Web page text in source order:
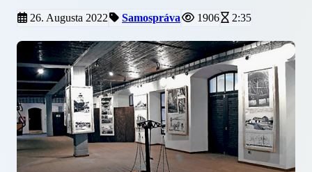
26. Augusta 2022 Samospráva 1906 2:35